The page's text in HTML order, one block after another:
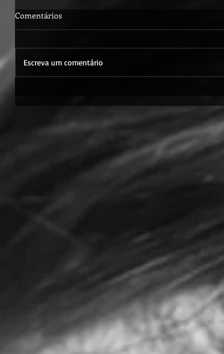
Comentários
Escreva um comentário